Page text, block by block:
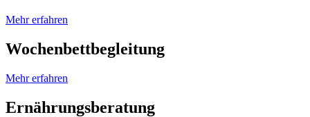
Mehr erfahren
Wochenbettbegleitung
Mehr erfahren
Ernährungsberatung